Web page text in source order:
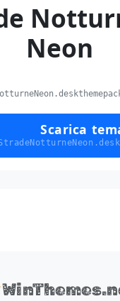
Neon
Scarica